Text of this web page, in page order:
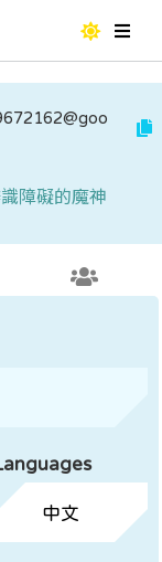
障礙的魔神
中文